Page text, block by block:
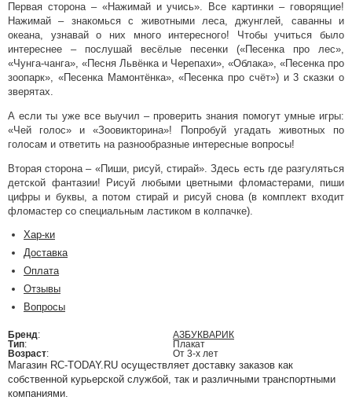
Первая сторона – «Нажимай и учись». Все картинки – говорящие!
Нажимай – знакомься с животными леса, джунглей, саванны и
океана, узнавай о них много интересного! Чтобы учиться было
интереснее – послушай весёлые песенки («Песенка про лес»,
«Чунга-чанга», «Песня Львёнка и Черепахи», «Облака», «Песенка про
зоопарк», «Песенка Мамонтёнка», «Песенка про счёт») и 3 сказки о
зверятах.
А если ты уже все выучил – проверить знания помогут умные игры:
«Чей голос» и «Зоовикторина»! Попробуй угадать животных по
голосам и ответить на разнообразные интересные вопросы!
Вторая сторона – «Пиши, рисуй, стирай». Здесь есть где разгуляться
детской фантазии! Рисуй любыми цветными фломастерами, пиши
цифры и буквы, а потом стирай и рисуй снова (в комплект входит
фломастер со специальным ластиком в колпачке).
Хар-ки
Доставка
Оплата
Отзывы
Вопросы
Бренд:
АЗБУКВАРИК
Тип:
Плакат
Возраст: От 3-х лет
Магазин RC-TODAY.RU осуществляет доставку заказов как
собственной курьерской службой, так и различными транспортными
компаниями.